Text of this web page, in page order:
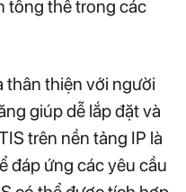
tổng thể trong các
thân thiện với người
giúp dễ lắp đặt và
trên nền tảng IP là
đáp ứng các yêu cầu